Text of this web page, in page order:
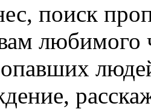
поиск
любимого